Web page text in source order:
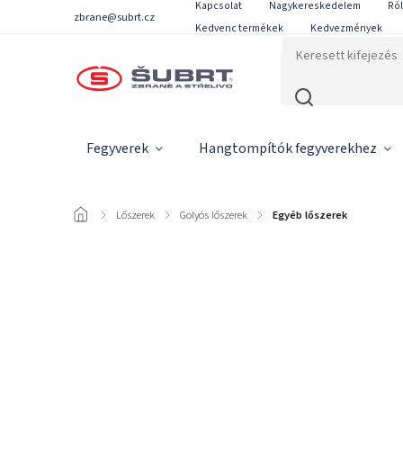
zbrane@subrt.cz
Kapcsolat Nagykereskedelem
Kedvenc termékek
Kedvezmények
Fegyverek Hangtompítók fegyverekhez
/ Lőszerek / Golyós lőszerek / Egyéb lőszerek